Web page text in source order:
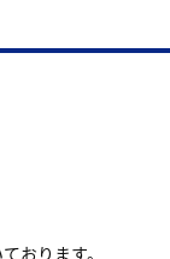
おります。